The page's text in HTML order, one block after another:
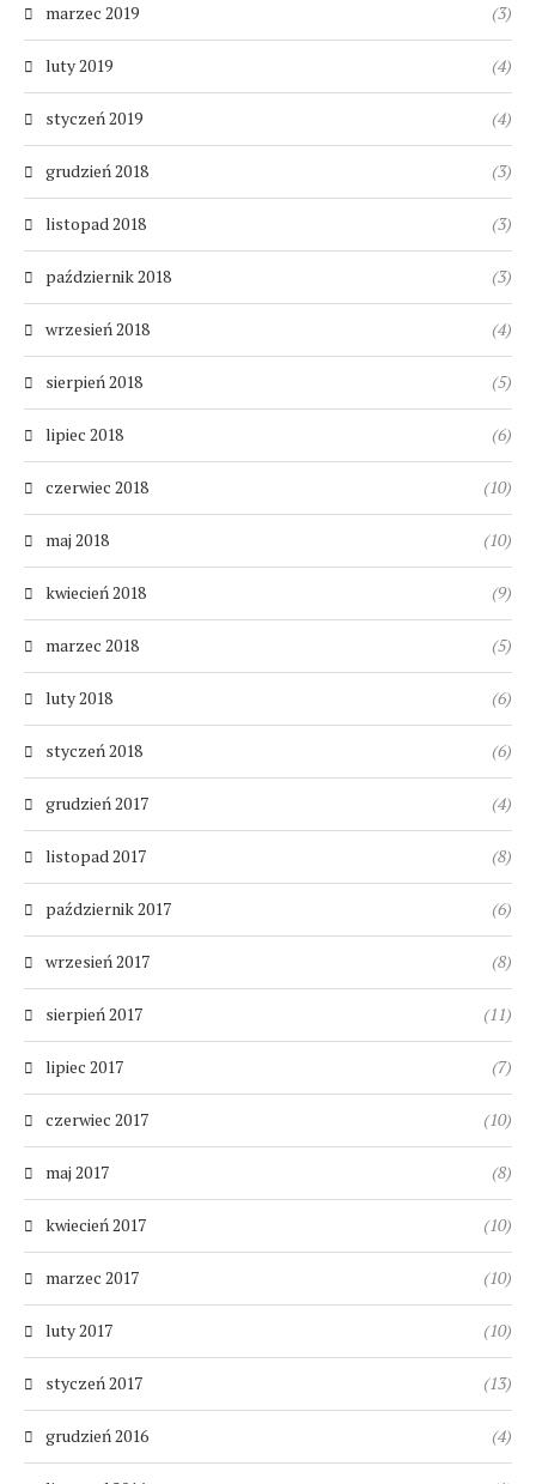
marzec 2019 (3)
luty 2019 (4)
styczeń 2019 (4)
grudzień 2018 (3)
listopad 2018 (3)
październik 2018 (3)
wrzesień 2018 (4)
sierpień 2018 (5)
lipiec 2018 (6)
czerwiec 2018 (10)
maj 2018 (10)
kwiecień 2018 (9)
marzec 2018 (5)
luty 2018 (6)
styczeń 2018 (6)
grudzień 2017 (4)
listopad 2017 (8)
październik 2017 (6)
wrzesień 2017 (8)
sierpień 2017 (11)
lipiec 2017 (7)
czerwiec 2017 (10)
maj 2017 (8)
kwiecień 2017 (10)
marzec 2017 (10)
luty 2017 (10)
styczeń 2017 (13)
grudzień 2016 (4)